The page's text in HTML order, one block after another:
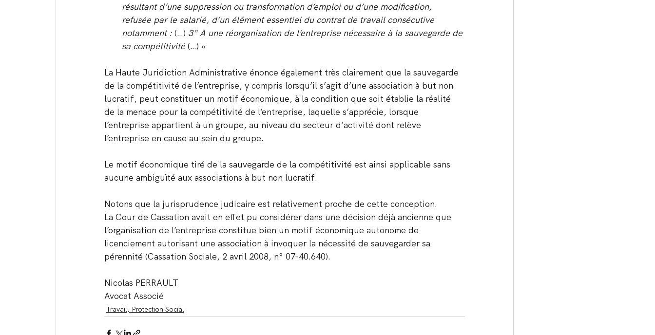
résultant d’une suppression ou transformation d’emploi ou d’une modification,
refusée par le salarié, d’un élément essentiel du contrat de travail consécutive
notamment : (…) 3° A une réorganisation de l’entreprise nécessaire à la sauvegarde de
sa compétitivité (…) »
La Haute Juridiction Administrative énonce également très clairement que la sauvegarde
de la compétitivité de l’entreprise, y compris lorsqu’il s’agit d’une association à but non
lucratif, peut constituer un motif économique, à la condition que soit établie la réalité
de la menace pour la compétitivité de l’entreprise, laquelle s’apprécie, lorsque
l’entreprise appartient à un groupe, au niveau du secteur d’activité dont relève
l’entreprise en cause au sein du groupe.
Le motif économique tiré de la sauvegarde de la compétitivité est ainsi applicable sans
aucune ambiguïté aux associations à but non lucratif.
Notons que la jurisprudence judicaire est relativement proche de cette conception.
La Cour de Cassation avait en effet pu considérer dans une décision déjà ancienne que
l’organisation de l’entreprise constitue bien un motif économique autonome de
licenciement autorisant une association à invoquer la nécessité de sauvegarder sa
pérennité (Cassation Sociale, 2 avril 2008, n° 07-40.640).
Nicolas PERRAULT
Avocat Associé
Travail, Protection Social